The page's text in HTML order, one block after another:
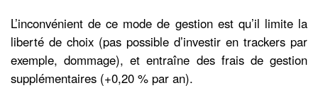
L’inconvénient de ce mode de gestion est qu’il limite la
liberté de choix (pas possible d’investir en trackers par
exemple, dommage), et entraîne des frais de gestion
supplémentaires (+0,20 % par an).